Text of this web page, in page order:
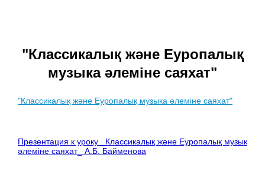
"Классикалық және Еуропалық
музыка әлеміне саяхат"
"Классикалық және Еуропалық музыка әлеміне саяхат"
Презентация к уроку _Классикалық және Еуропалық музыка
әлеміне саяхат_ А.Б. Байменова